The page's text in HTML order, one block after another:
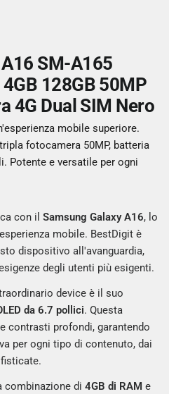
SM-A165
128GB 50MP
4G Dual SIM Nero
mobile superiore.
fotocamera 50MP, batteria
Potente e versatile per ogni
con ilSamsung Galaxy A16, lo
mobile. BestDigit è
dispositivo all'avanguardia,
degli utenti più esigenti.
device è il suo
da 6.7 pollici. Questa
contrasti profondi, garantendo
per ogni tipo di contenuto, dai
combinazione di4GB di RAM e